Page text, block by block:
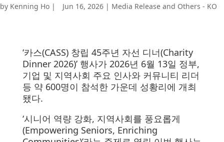
니어자원봉사의가치와영향
력조명
by Kenning Ho | Jun 16, 2026 | Media Release and Others - KO
‘카스(CASS) 창립 45주년 자선 디너(Charity
Dinner 2026)’ 행사가 2026년 6월 13일 정부,
기업 및 지역사회 주요 인사와 커뮤니티 리더
등 약 600명이 참석한 가운데 성황리에 개최
됐다.
‘시니어 역량 강화, 지역사회를 풍요롭게
(Empowering Seniors, Enriching